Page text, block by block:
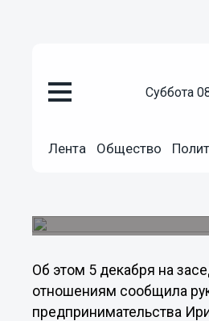
суббота
Лента Общество
06.12.2012 03:27
Убыточность
Об этом 5 декабря на
отношениям сообщила
предпринимательства